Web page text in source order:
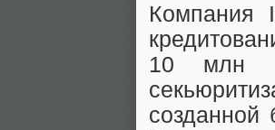
Компания
10 млн
созданной